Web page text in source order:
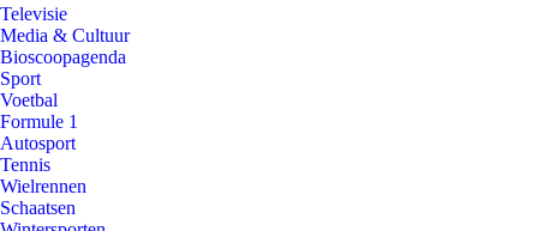
Televisie
Media & Cultuur
Bioscoopagenda
Sport
Voetbal
Formule 1
Autosport
Tennis
Wielrennen
Schaatsen